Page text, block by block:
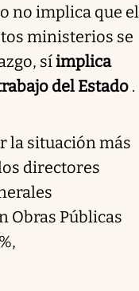
no implica que el
ministerios se
síimplica
del Estado .
la situación más
directores
Obras Públicas